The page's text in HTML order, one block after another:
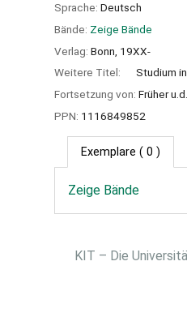
Sprache: Deutsch
Bände: Zeige Bände
Verlag: Bonn, 19XX-
Weitere Titel:
Studium
Fortsetzung von: Früher
PPN: 1116849852
Exemplare ( 0 )
Zeige Bände
KIT – Die